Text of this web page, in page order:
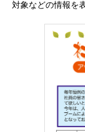
対象などの情報を